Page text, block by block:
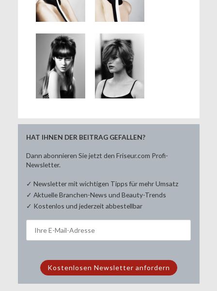
HAT IHNEN DER BEITRAG GEFALLEN?
Dann abonnieren Sie jetzt den Friseur.com Profi-
Newsletter.
✓ Newsletter mit wichtigen Tipps für mehr Umsatz
✓ Aktuelle Branchen-News und Beauty-Trends
✓ Kostenlos und jederzeit abbestellbar